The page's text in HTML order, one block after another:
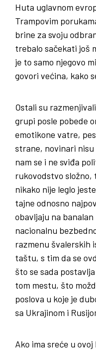
Huta uglavnom
Trampovim
brine za svoju
trebalo sačekati još
je to samo njegovo
govori većina, kako
Ostali su
grupi posle pobede
emotikone vatre,
strane, novinari
nam se i ne sviđa
rukovodstvo složno,
nikako nije leglo
tajne odnosno
obavljaju na
nacionalnu
razmenu švalerskih
taštu, s tim da se
što se sada
tom mestu, što
poslova u koje je
sa Ukrajinom i
Ako ima sreće u